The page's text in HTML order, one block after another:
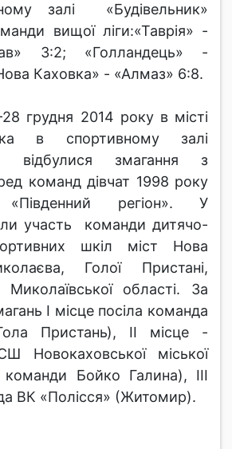
залі «Будівельник»
вищої ліги:«Таврія» -
3:2; «Голландець» -
Каховка» - «Алмаз» 6:8.
грудня 2014 року в місті
в спортивному залі
відбулися змагання з
команд дівчат 1998 року
«Південний регіон». У
участь команди дитячо-
шкіл міст Нова
Голої Пристані,
області. За
І місце посіла команда
Пристань), ІІ місце -
Новокаховської міської
Бойко Галина), ІІІ
ВК «Полісся» (Житомир).